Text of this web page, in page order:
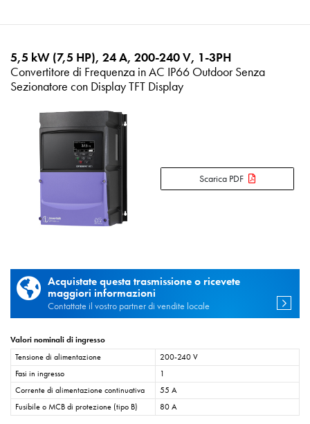
5,5 kW (7,5 HP), 24 A, 200-240 V, 1-3PH
Convertitore di Frequenza in AC IP66 Outdoor Senza
Sezionatore con Display TFT Display
Scarica PDF
Acquistate questa trasmissione o ricevete
maggiori informazioni
Contattate il vostro partner di vendite locale
Valori nominali di ingresso
Tensione di alimentazione
200-240 V
Fasi in ingresso
1
Corrente di alimentazione continuativa
55 A
Fusibile o MCB di protezione (tipo B)
80 A